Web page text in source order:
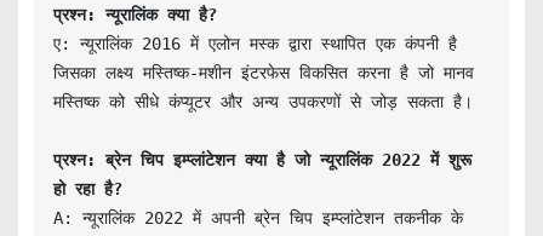
प्रश्न: न्यूरालिंक क्या है?
ए: न्यूरालिंक 2016 में एलोन मस्क द्वारा स्थापित एक कंपनी है
जिसका लक्ष्य मस्तिष्क-मशीन इंटरफेस विकसित करना है जो मानव
मस्तिष्क को सीधे कंप्यूटर और अन्य उपकरणों से जोड़ सकता है।
प्रश्न: ब्रेन चिप इम्प्लांटेशन क्या है जो न्यूरालिंक 2022 में शुरू
हो रहा है?
A: न्यूरालिंक 2022 में अपनी ब्रेन चिप इम्प्लांटेशन तकनीक के